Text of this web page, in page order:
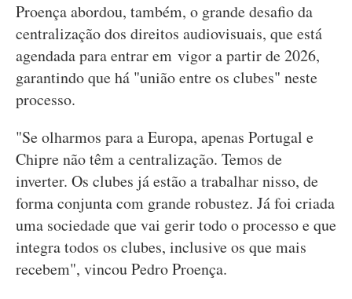
Proença abordou, também, o grande desafio da
centralização dos direitos audiovisuais, que está
agendada para entrar em vigor a partir de 2026,
garantindo que há "união entre os clubes" neste
processo.
"Se olharmos para a Europa, apenas Portugal e
Chipre não têm a centralização. Temos de
inverter. Os clubes já estão a trabalhar nisso, de
forma conjunta com grande robustez. Já foi criada
uma sociedade que vai gerir todo o processo e que
integra todos os clubes, inclusive os que mais
recebem", vincou Pedro Proença.